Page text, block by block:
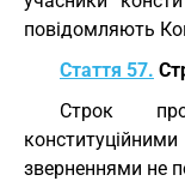
повідомляють
Стаття 57.
Строк
зверненнями не